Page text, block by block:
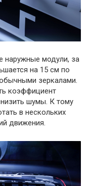
наружные модули, за
на 15 см по
зеркалами.
коэффициент
шумы. К тому
в нескольких
движения.